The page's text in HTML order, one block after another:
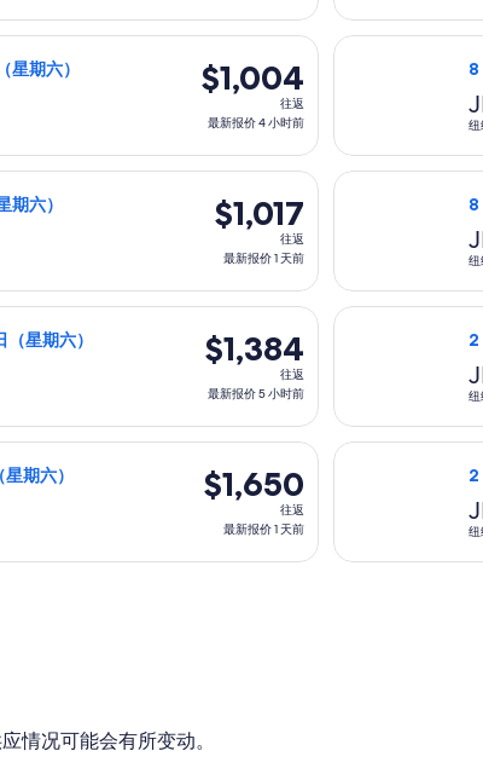
新
报
价
4
时
前
星期六）
$1,004
往
返,
新
报
价
时
前
$1,004
往返
最新报价 4 小时前
日（星期日）从纽约前往帕皮提，9 月 19 日（星期六
8
纽
期六）
$1,017
往
返,
新
报
价
1
前
$1,017
往返
最新报价 1 天前
（星期一）从纽约前往帕皮提，2 月 6 日（星期六）返
8
纽
星期六）
$1,384
往
返,
新
报
价
$1,384
往返
最新报价 5 小时前
（星期四）从纽约前往帕皮提，12 月 12 日（星期六）
2
纽
期六）
$1,650
往
返,
$1,650
往返
最新报价 1 天前
期二）从纽约前往帕皮提，2 月 13 日（星期六）返回
2
纽
情况可能会有所变动。